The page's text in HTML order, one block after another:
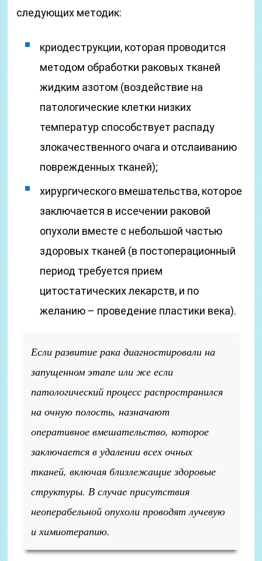
следующих методик:
криодеструкции, которая проводится
методом обработки раковых тканей
жидким азотом (воздействие на
патологические клетки низких
температур способствует распаду
злокачественного очага и отслаиванию
поврежденных тканей);
хирургического вмешательства, которое
заключается в иссечении раковой
опухоли вместе с небольшой частью
здоровых тканей (в постоперационный
период требуется прием
цитостатических лекарств, и по
желанию – проведение пластики века).
Если развитие рака диагностировали на
запущенном этапе или же если
патологический процесс распространился
на очную полость, назначают
оперативное вмешательство, которое
заключается в удалении всех очных
тканей, включая близлежащие здоровые
структуры. В случае присутствия
неоперабельной опухоли проводят лучевую
и химиотерапию.